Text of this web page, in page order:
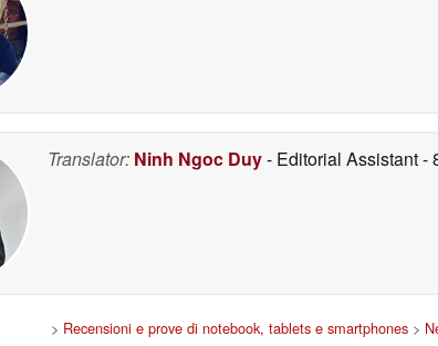
Translator: Ninh Ngoc Duy- Editorial Assistant-
> Recensioni e prove di notebook, tablets e smartphones>